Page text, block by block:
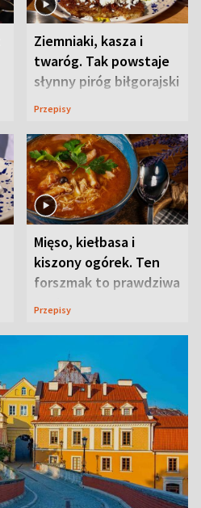
Ziemniaki, kasza i
twaróg. Tak powstaje
słynny piróg biłgorajski
Przepisy
Mięso, kiełbasa i
kiszony ogórek. Ten
forszmak to prawdziwa
uczta
Przepisy